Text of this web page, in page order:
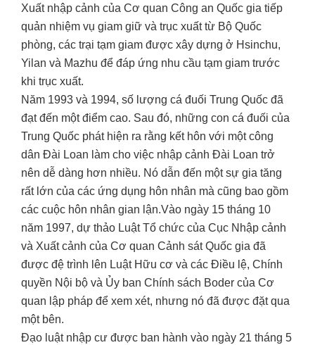
Xuất nhập cảnh của Cơ quan Công an Quốc gia tiếp
quản nhiệm vụ giam giữ và trục xuất từ ​​Bộ Quốc
phòng, các trại tạm giam được xây dựng ở Hsinchu,
Yilan và Mazhu để đáp ứng nhu cầu tạm giam trước
khi trục xuất.
Năm 1993 và 1994, số lượng cá đuối Trung Quốc đã
đạt đến một điểm cao. Sau đó, những con cá đuối của
Trung Quốc phát hiện ra rằng kết hôn với một công
dân Đài Loan làm cho việc nhập cảnh Đài Loan trở
nên dễ dàng hơn nhiều. Nó dẫn đến một sự gia tăng
rất lớn của các ứng dụng hôn nhân mà cũng bao gồm
các cuộc hôn nhân gian lận.Vào ngày 15 tháng 10
năm 1997, dự thảo Luật Tổ chức của Cục Nhập cảnh
và Xuất cảnh của Cơ quan Cảnh sát Quốc gia đã
được đệ trình lên Luật Hữu cơ và các Điều lệ, Chính
quyền Nội bộ và Ủy ban Chính sách Boder của Cơ
quan lập pháp để xem xét, nhưng nó đã được đặt qua
một bên.
Đạo luật nhập cư được ban hành vào ngày 21 tháng 5